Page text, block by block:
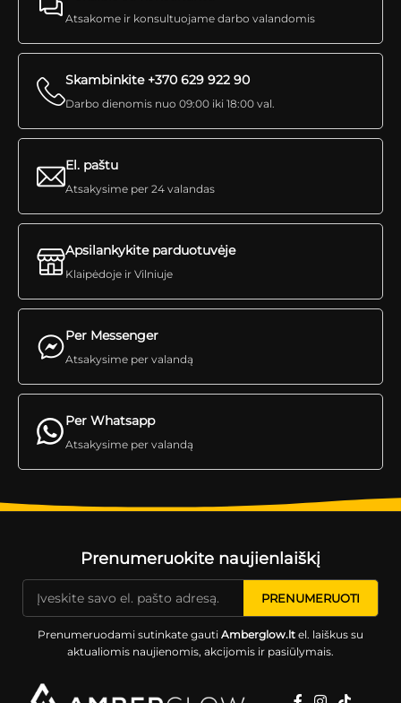
Atsakome ir konsultuojame darbo valandomis
Skambinkite +370 629 922 90
Darbo dienomis nuo 09:00 iki 18:00 val.
Per Messenger
Atsakysime per valandą
El. paštu
Atsakysime per 24 valandas
Apsilankykite parduotuvėje
Klaipėdoje ir Vilniuje
Per Whatsapp
Atsakysime per valandą
Prenumeruokite naujienlaiškį
Prenumeruodami sutinkate gauti Amberglow.ltel. laiškus su
aktualiomis naujienomis, akcijomis ir pasiūlymais.